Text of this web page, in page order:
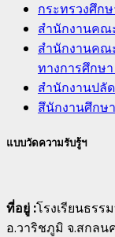
กระทรวงศึก
สำนักงานคณ
สำนักงานคณ
ทางการศึกษ
สำนักงานปลั
สึนักงานศึกษ
แบบวัดความรับรู้ฯ
ที่อยู่ :โรงเรียนธรร
อ.วาริชภูมิ จ.สกลน